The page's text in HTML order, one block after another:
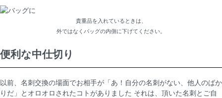
貴重品を入れているときは、
外ではなくバッグの内側に下げてください。
便利な中仕切り
以前、名刺交換の場面でお相手が「あ！自分の名刺がない、他人のばか
りだ」とオロオロされたコトがありました それは、頂いた名刺とご自